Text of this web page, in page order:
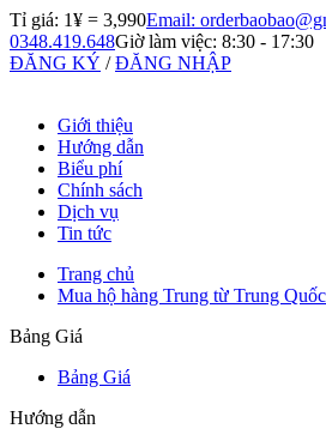
Tỉ giá: 1¥ = 3,990Email:
0348.419.648Giờ làm việc: 8:30 - 17:30
ĐĂNG KÝ /ĐĂNG NHẬP
Giới thiệu
Hướng dẫn
Biểu phí
Chính sách
Dịch vụ
Tin tức
Trang chủ
Mua hộ hàng Trung từ Trung
Bảng Giá
Bảng Giá
Hướng dẫn